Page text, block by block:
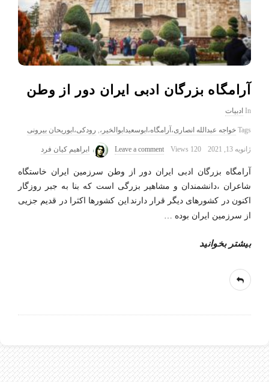
آرامگاه بزرگان ادبی ایران دور از وطن
In ادبیات
Tags خواجه عبدالله انصاری،آرامگاه،ابوسعیدابوالخیر،, رودکی،ابوریحان بیرونی
ژانویه 13, 2021 120 Views
Leave a comment ابراهیم کیان فرد
آرامگاه بزرگان ادبی ایران دور از وطن سرزمین ایران خاستگاه
شاعران ،دانشمندان و مشاهیر بزرگی است که بنا به جبر روزگار
اکنون در کشورهای دیگر قرار دارند.این کشورها اکثرا در قدیم جزیی
از سرزمین ایران بوده
بیشتر بخوانید